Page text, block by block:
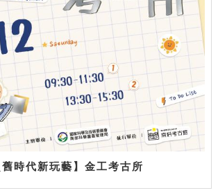
舊時代新玩藝】金工考古所